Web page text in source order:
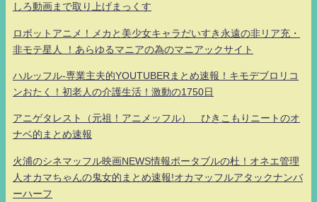
しろ動画まで取り上げまっくす
ロボットアニメ！メカと美少女キャラだいすき永遠の非リア充・
非モテ星人 ！あらゆるマニアの為のマニアックサイト
ハルッフル-専業主夫的YOUTUBERまとめ速報！キモデブロリコ
ンおたく！初老人の介護生活！激動の1750日
アニゲタレスト（元祖！アニメッフル） ひきこもりニートのオ
ナベ的まとめ速報
火浦のシネマッフル映画NEWS情報ポータブルの杜！オネエ管理
人オカマちゃんの鬼女的まとめ速報!オカマッフルアタックナンバ
ーハーフ